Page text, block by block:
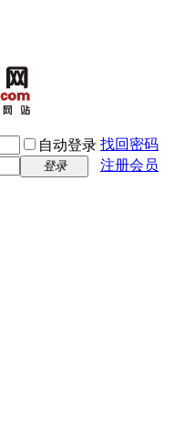
自动登录 找回密码
登录 注册会员